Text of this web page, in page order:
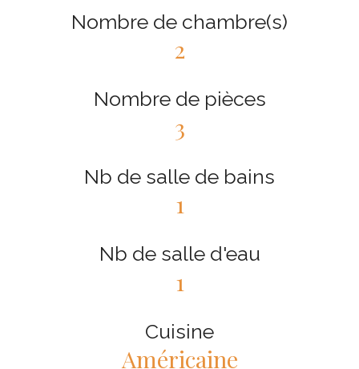
Nombre de chambre(s)
2
Nombre de pièces
3
Nb de salle de bains
1
Nb de salle d'eau
1
Cuisine
Américaine